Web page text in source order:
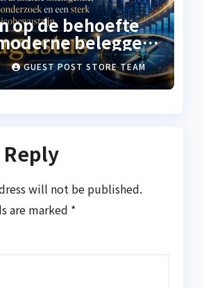
op de behoefte
belegger
groei met
artificiële
GUEST POST STORE TEAM
Reply
will not be published.
are marked *